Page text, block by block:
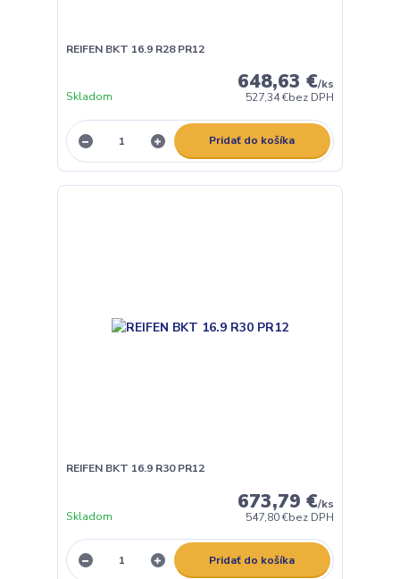
REIFEN BKT 16.9 R28 PR12
648,63 €/ks
527,34 €bez DPH
Skladom
Pridať do košíka
REIFEN BKT 16.9 R30 PR12
673,79 €/ks
547,80 €bez DPH
Skladom
Pridať do košíka